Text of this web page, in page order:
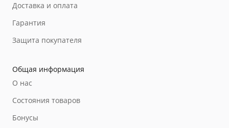
Доставка и оплата
Гарантия
Защита покупателя
Общая информация
О нас
Состояния товаров
Бонусы